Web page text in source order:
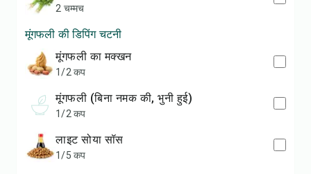
2 चम्मच
मूंगफली की डिपिंग चटनी
मूंगफली का मक्खन
1/2 कप
मूंगफली (बिना नमक की, भुनी हुई)
1/2 कप
लाइट सोया सॉस
1/5 कप